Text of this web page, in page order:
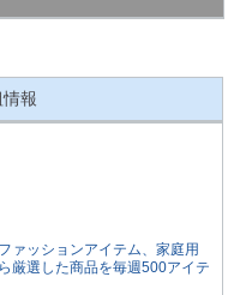
報
ァッションアイテム、家庭用
厳選した商品を毎週500アイテ